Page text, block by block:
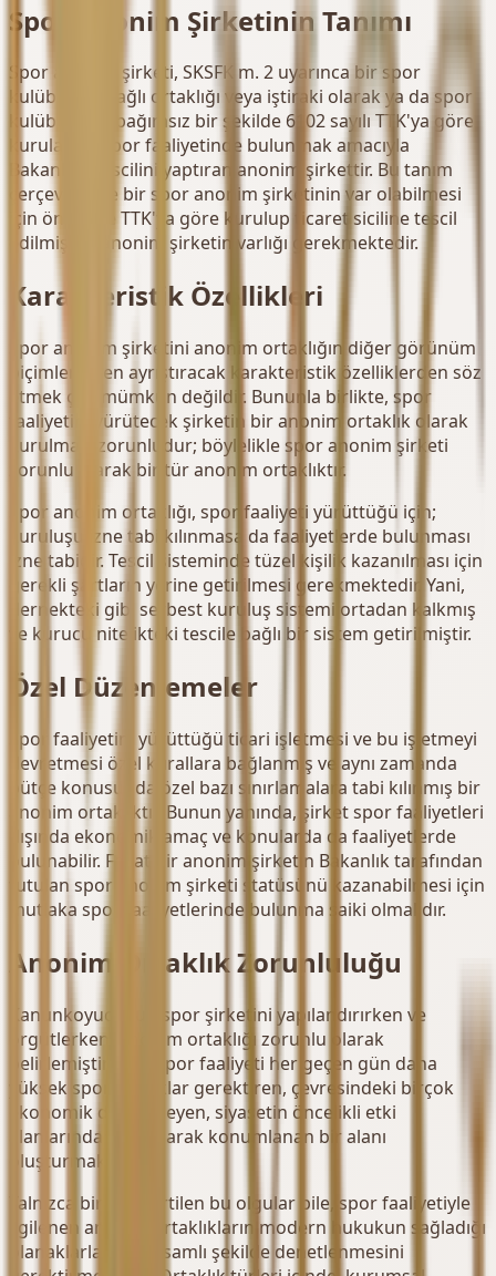
Spor Anonim Şirketinin Tanımı
Spor anonim şirketi, SKSFK m. 2 uyarınca bir spor
kulübünün bağlı ortaklığı veya iştiraki olarak ya da spor
kulübünden bağımsız bir şekilde 6102 sayılı TTK'ya göre
kurulan ve spor faaliyetinde bulunmak amacıyla
Bakanlığa tescilini yaptıran anonim şirkettir. Bu tanım
çerçevesinde bir spor anonim şirketinin var olabilmesi
için öncelikle TTK'ya göre kurulup ticaret siciline tescil
edilmiş bir anonim şirketin varlığı gerekmektedir.
Karakteristik Özellikleri
Spor anonim şirketini anonim ortaklığın diğer görünüm
biçimlerinden ayrıştıracak karakteristik özelliklerden söz
etmek çok mümkün değildir. Bununla birlikte, spor
faaliyetini yürütecek şirketin bir anonim ortaklık olarak
kurulması zorunludur; böylelikle spor anonim şirketi
zorunlu olarak bir tür anonim ortaklıktır.
Spor anonim ortaklığı, spor faaliyeti yürüttüğü için;
kuruluşu izne tabi kılınmasa da faaliyetlerde bulunması
izne tabidir. Tescil sisteminde tüzel kişilik kazanılması için
gerekli şartların yerine getirilmesi gerekmektedir. Yani,
dernekteki gibi serbest kuruluş sistemi ortadan kalkmış
ve kurucu nitelikteki tescile bağlı bir sistem getirilmiştir.
Özel Düzenlemeler
Spor faaliyetini yürüttüğü ticari işletmesi ve bu işletmeyi
devretmesi özel kurallara bağlanmış ve aynı zamanda
bütçe konusunda özel bazı sınırlamalara tabi kılınmış bir
anonim ortaklıktır. Bunun yanında, şirket spor faaliyetleri
dışında ekonomik amaç ve konularda da faaliyetlerde
bulunabilir. Fakat bir anonim şirketin Bakanlık tarafından
tutulan spor anonim şirketi statüsünü kazanabilmesi için
mutlaka spor faaliyetlerinde bulunma saiki olmalıdır.
Anonim Ortaklık Zorunluluğu
Kanunkoyucunun spor şirketini yapılandırırken ve
örgütlerken, anonim ortaklığı zorunlu olarak
belirlemiştir. Zira, spor faaliyeti her geçen gün daha
yüksek sponsorluklar gerektiren, çevresindeki birçok
ekonomik dalı besleyen, siyasetin öncelikli etki
alanlarından biri olarak konumlanan bir alanı
oluşturmaktadır.
Yalnızca birazı belirtilen bu olgular bile, spor faaliyetiyle
ilgilenen anonim ortaklıkların modern hukukun sağladığı
olanaklarla en kapsamlı şekilde denetlenmesini